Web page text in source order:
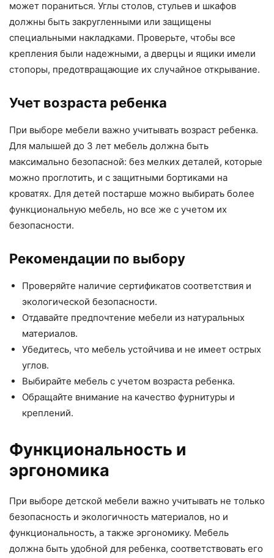
может пораниться. Углы столов, стульев и шкафов
должны быть закругленными или защищены
специальными накладками. Проверьте, чтобы все
крепления были надежными, а дверцы и ящики имели
стопоры, предотвращающие их случайное открывание.
Учет возраста ребенка
При выборе мебели важно учитывать возраст ребенка.
Для малышей до 3 лет мебель должна быть
максимально безопасной: без мелких деталей, которые
можно проглотить, и с защитными бортиками на
кроватях. Для детей постарше можно выбирать более
функциональную мебель, но все же с учетом их
безопасности.
Рекомендации по выбору
Проверяйте наличие сертификатов соответствия и
экологической безопасности.
Отдавайте предпочтение мебели из натуральных
материалов.
Убедитесь, что мебель устойчива и не имеет острых
углов.
Выбирайте мебель с учетом возраста ребенка.
Обращайте внимание на качество фурнитуры и
креплений.
Функциональность и
эргономика
При выборе детской мебели важно учитывать не только
безопасность и экологичность материалов, но и
функциональность, а также эргономику. Мебель
должна быть удобной для ребенка, соответствовать его